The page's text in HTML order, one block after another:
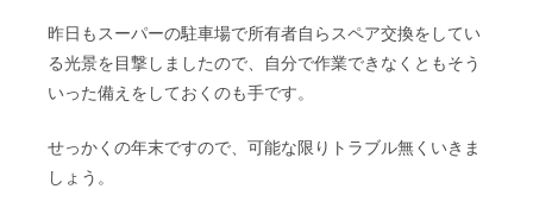
昨日もスーパーの駐車場で所有者自らスペア交換をしてい
る光景を目撃しましたので、自分で作業できなくともそう
いった備えをしておくのも手です。
せっかくの年末ですので、可能な限りトラブル無くいきま
しょう。